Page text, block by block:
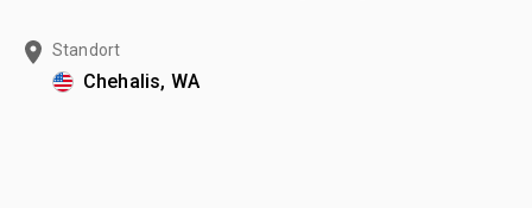
Standort
Chehalis, WA